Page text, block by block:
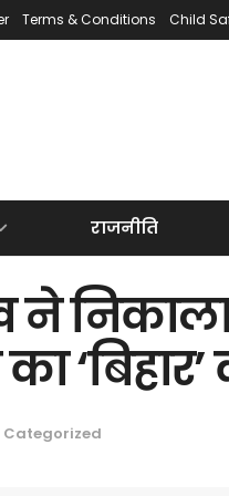
Terms & Conditions Child
राजनीति
Categorized